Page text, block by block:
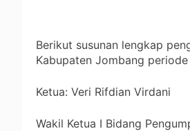
Berikut susunan lengkap
Kabupaten Jombang
Ketua: Veri Rifdian Virdani
Wakil Ketua I Bidang